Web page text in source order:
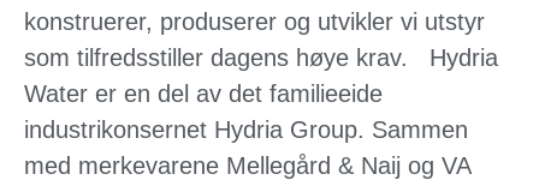
konstruerer, produserer og utvikler vi utstyr
som tilfredsstiller dagens høye krav.
Hydria
Water er en del av det familieeide
industrikonsernet Hydria Group. Sammen
med merkevarene Mellegård & Naij og VA